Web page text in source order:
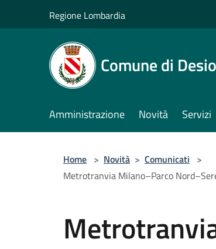
Regione Lombardia
Comune di Desio
Amministrazione Novità Servizi
Home > Novità > Comunicati >
Metrotranvia Milano–Parco